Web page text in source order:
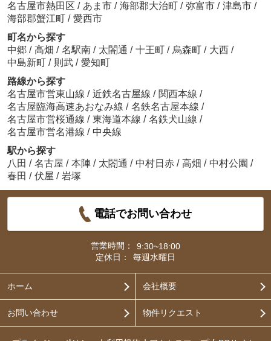
名古屋市熱田区 / あま市 / 海部郡大治町 / 弥富市 / 津島市 /
海部郡蟹江町 / 愛西市
町名から探す
中郷 / 高畑 / 名駅南 / 太閤通 / 十王町 / 烏森町 / 大西 /
中島新町 / 則武 / 愛知町
路線から探す
名古屋市営東山線 / 近鉄名古屋線 / 関西本線 /
名古屋臨海高速あおなみ線 / 名鉄名古屋本線 /
名古屋市営桜通線 / 東海道本線 / 名鉄犬山線 /
名古屋市営名港線 / 中央線
駅から探す
八田 / 名古屋 / 本陣 / 太閤通 / 中村日赤 / 高畑 / 中村公園 /
春田 / 伏屋 / 岩塚
電話でお問い合わせ
営業時間：
9:30~18:00
定休日：
毎週水曜日
ホーム 会社概要
お問い合わせ 物件リクエスト